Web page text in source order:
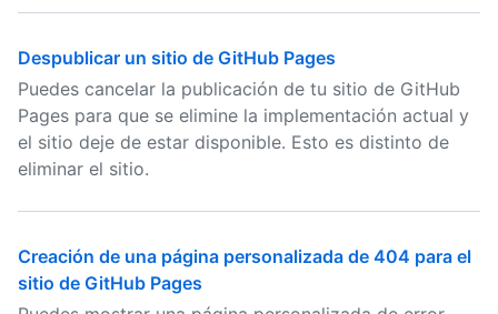
Despublicar un sitio de GitHub Pages
Puedes cancelar la publicación de tu sitio de GitHub
Pages para que se elimine la implementación actual y
el sitio deje de estar disponible. Esto es distinto de
eliminar el sitio.
Creación de una página personalizada de 404 para el
sitio de GitHub Pages